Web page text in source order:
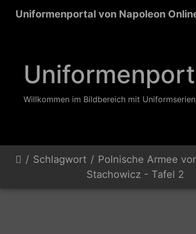
Uniformenportal von Napoleon
Willkommen im Bildbereich mit
Schlagwort
Polnische Armee
Stachowicz - Tafel 2